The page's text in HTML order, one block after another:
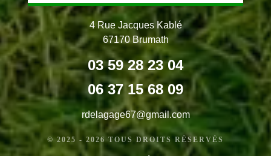
4 Rue Jacques Kablé
67170 Brumath
03 59 28 23 04
06 37 15 68 09
rdelagage67@gmail.com
© 2025 - 2026 TOUS DROITS RÉSERVÉS